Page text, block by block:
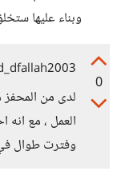
وبناء عليها
0
لدى من
العمل ، مع انه
وفترت طوال